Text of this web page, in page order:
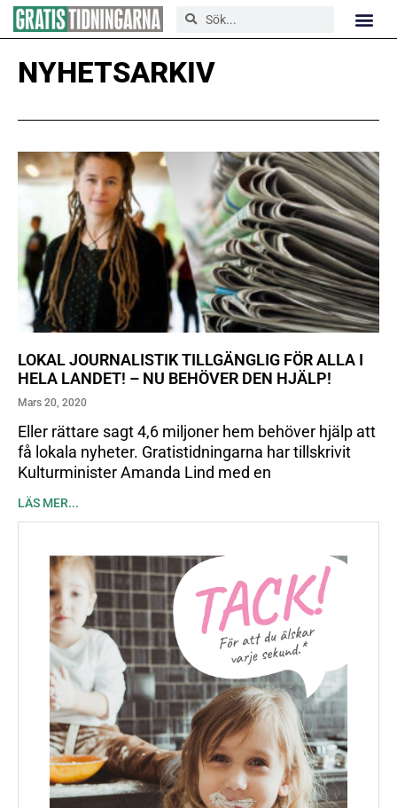
NYHETSARKIV
LOKAL JOURNALISTIK TILLGÄNGLIG FÖR ALLA I
HELA LANDET! – NU BEHÖVER DEN HJÄLP!
Mars 20, 2020
Eller rättare sagt 4,6 miljoner hem behöver hjälp att
få lokala nyheter. Gratistidningarna har tillskrivit
Kulturminister Amanda Lind med en
LÄS MER...